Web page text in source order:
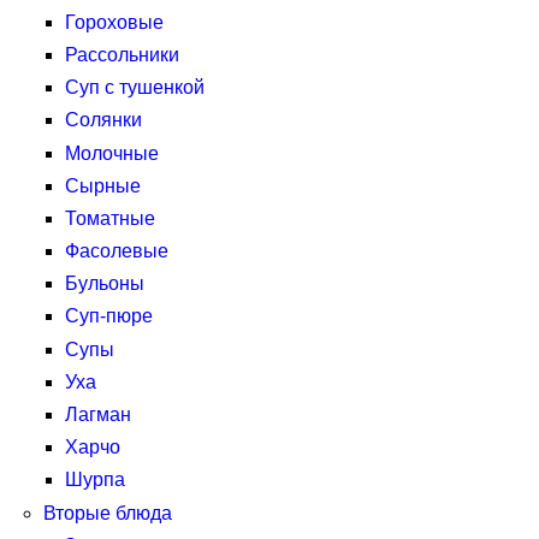
Гороховые
Рассольники
Суп с тушенкой
Солянки
Молочные
Сырные
Томатные
Фасолевые
Бульоны
Суп-пюре
Супы
Уха
Лагман
Харчо
Шурпа
Вторые блюда